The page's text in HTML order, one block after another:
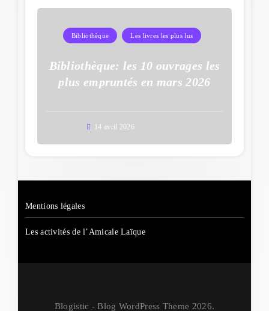
Bibliothèque Les livres les plus lus
Bibliothèque: les 10 ouvrages les
plus empruntés en mars 2026
14 avril 2026
Mentions légales
Les activités de l’Amicale Laïque
Blogistic - Blog WordPress Theme 2026.